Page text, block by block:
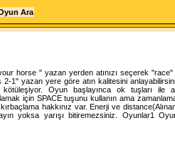
horse " yazan yerden atınızı seçerek
2-1" yazan yere göre atın kalitesini
Oyun başlayınca ok tuşları ile
için SPACE tuşunu kullanın ama
kırbaçlama hakkınız var. Enerji ve
yoksa yarışı bitiremezsiniz. Oyunlar1